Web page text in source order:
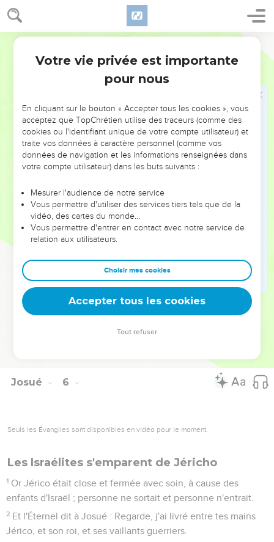
Josué 5
Première Pâque en Canaan
Et les enfants d'Israël campèrent à Guilgal, et ils
célébrèrent la Pâque le quatorzième jour du mois, sur le soir,
dans les campagnes de Jérico.
Et ils mangèrent du blé du pays, le lendemain de la Pâque,
des pains sans levain et du grain rôti en ce même jour.
Et la manne cessa le lendemain, quand ils mangèrent du
blé du pays ; et les enfants d'Israël n'eurent plus de manne,
mais ils mangèrent, cette année-là, des produits de la terre
de Canaan.
Or, il arriva, comme Josué était près de Jérico, qu'il leva
les yeux et regarda, et voici, un homme se tenait debout, vis-
à-vis de lui, son épée nue à la main. Et Josué alla vers lui, et
lui dit : Es-tu des nôtres, ou de nos ennemis ?
Et il répondit : Non, mais je suis le chef de l'armée de
l'Éternel ; j'arrive maintenant. Et Josué tomba la face contre
terre, se prosterna, et lui dit : Qu'est-ce que mon Seigneur dit
à son serviteur ?
Et le chef de l'armée de l'Éternel dit à Josué : Ote tes
Josué 6
Seuls les Évangiles sont disponibles en vidéo pour le moment.
Les Israélites s'emparent de Jéricho
1 Or Jérico était close et fermée avec soin, à cause des
enfants d'Israël ; personne ne sortait et personne n'entrait.
2 Et l'Éternel dit à Josué : Regarde, j'ai livré entre tes mains
Jérico, et son roi, et ses vaillants guerriers.
Votre vie privée est importante
pour nous
En cliquant sur le bouton « Accepter tous les cookies », vous
acceptez que TopChrétien utilise des traceurs (comme des
cookies ou l'identifiant unique de votre compte utilisateur) et
traite vos données à caractère personnel (comme vos
données de navigation et les informations renseignées dans
votre compte utilisateur) dans les buts suivants :
Mesurer l'audience de notre service
Vous permettre d'utiliser des services tiers tels que de la
vidéo, des cartes du monde…
Vous permettre d'entrer en contact avec notre service de
relation aux utilisateurs.
Choisir mes cookies
Accepter tous les cookies
Tout refuser